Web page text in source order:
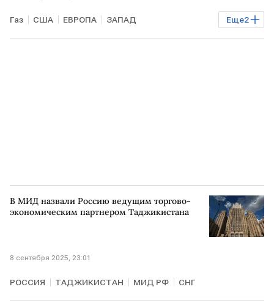
Еще2
Газ США ЕВРОПА ЗАПАД
Владимир Путин ЕС МГИМО
В МИД назвали Россию ведущим торгово-
экономическим партнером Таджикистана
8 сентября 2025, 23:01
РОССИЯ ТАДЖИКИСТАН МИД РФ СНГ